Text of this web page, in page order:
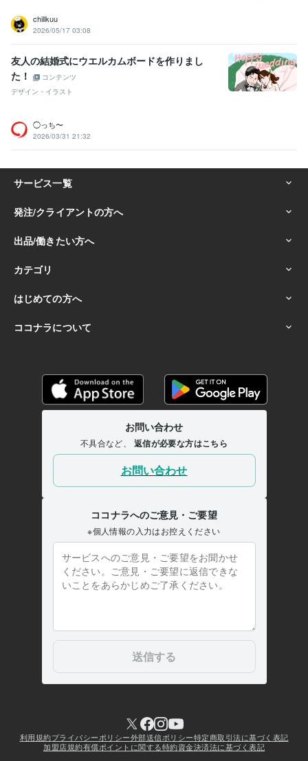
chillkuu
2026/05/17 03:08
友人の結婚式にウエルカムボードを作りまし
た！
コンテンツ
デザイン・イラスト
◯っち〜
2026/03/31 21:32